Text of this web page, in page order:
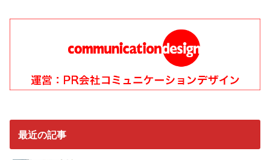
最近の記事